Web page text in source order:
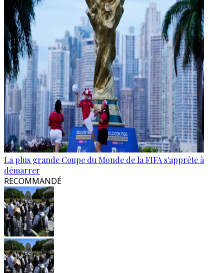
La plus grande Coupe du Monde de la FIFA s'apprête à
démarrer
RECOMMANDÉ